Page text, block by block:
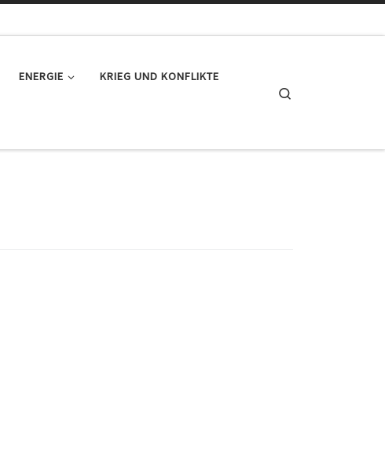
ENERGIE KRIEG UND KONFLIKTE